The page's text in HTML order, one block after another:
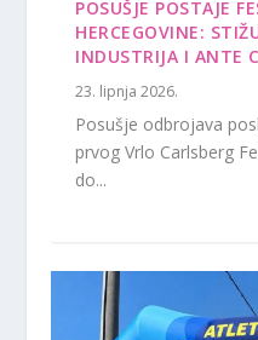
POSUŠJE POSTAJE
HERCEGOVINE:
INDUSTRIJA I ANTE
23. lipnja 2026.
Posušje odbrojava
prvog Vrlo Carlsberg
do...